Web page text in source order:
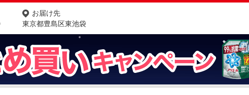
お届け先
東京都豊島区東池袋
商品をさがす 店舗サービス